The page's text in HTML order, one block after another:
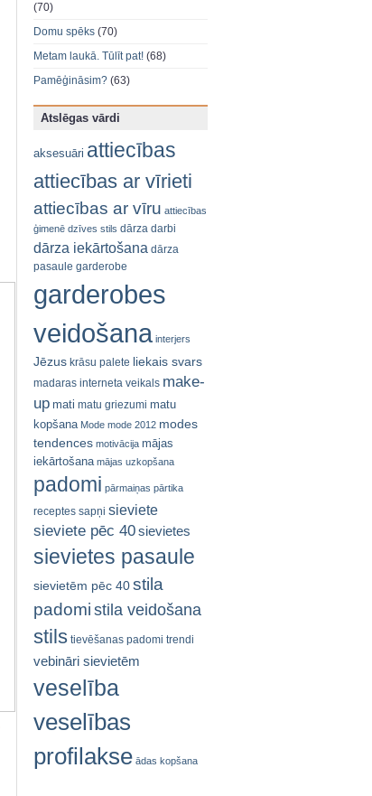
(70)
Domu spēks (70)
Metam laukā. Tūlīt pat! (68)
Pamēģināsim? (63)
Atslēgas vārdi
aksesuāri attiecības
attiecības ar vīrieti
attiecības ar vīru attiecības
ģimenē dzīves stils dārza darbi
dārza iekārtošana dārza
pasaule garderobe
garderobes
veidošana interjers
Jēzus krāsu palete liekais svars
madaras interneta veikals make-
up mati matu griezumi matu
kopšana Mode mode 2012 modes
tendences motivācija mājas
iekārtošana mājas uzkopšana
padomi pārmaiņas pārtika
receptes sapņi sieviete
sieviete pēc 40sievietes
sievietes pasaule
sievietēm pēc 40stila
padomistila veidošana
stils tievēšanas padomi trendi
vebināri sievietēm
veselība
veselības
profilakse ādas kopšana